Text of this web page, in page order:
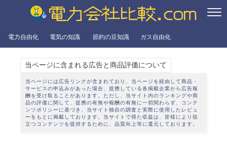
電力自由化 電気の知識 節約の豆知識 ガス自由化
当ページに含まれる広告と商品評価について
当ページには広告リンクが含まれており、当ページを経由して商品・
サービスの申込みがあった場合、提携している各掲載企業から広告報
酬を受け取ることがあります。ただし、当サイト内のランキングや商
品の評価に関して、提携の有無や報酬の有無に一切関わらず、 コンテ
ンツポリシー に基づき、当サイト独自の調査と実際に使用したレビュ
ーをもとに掲載しております。当サイトで得た収益は、皆様により役
立つコンテンツを提供するために、品質向上等に還元しております。